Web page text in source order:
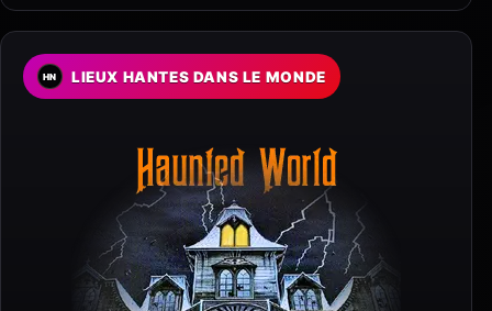
LIEUX HANTES DANS LE MONDE